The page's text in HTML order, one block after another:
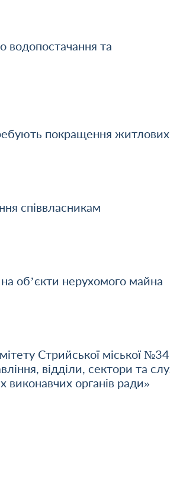
водопостачання та
покращення
співвласникам
об’єкти нерухомого майна
Стрийської міської №34
відділи, сектори та
виконавчих органів ради»